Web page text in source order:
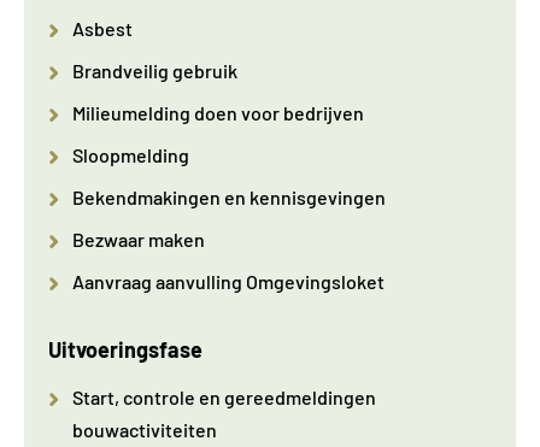
Asbest
Brandveilig gebruik
Milieumelding doen voor bedrijven
Sloopmelding
Bekendmakingen en kennisgevingen
Bezwaar maken
Aanvraag aanvulling Omgevingsloket
Uitvoeringsfase
Start, controle en gereedmeldingen
bouwactiviteiten